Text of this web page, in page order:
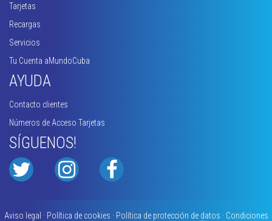
Tarjetas
Recargas
Servicios
Tu Cuenta aMundoCuba
AYUDA
Contacto clientes
Números de Acceso Tarjetas
SÍGUENOS!
Aviso legal · Política de cookies · Política de protección de datos · Condiciones